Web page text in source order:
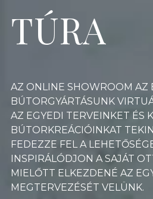
TÚRA
AZ ONLINE SHOWROOM AZ
BÚTORGYÁRTÁSUNK
AZ EGYEDI TERVEINKET ÉS
BÚTORKREÁCIÓINKAT
FEDEZZE FEL A
INSPIRÁLÓDJON A SAJÁT
MIELŐTT ELKEZDENÉ AZ
MEGTERVEZÉSÉT VELÜNK.